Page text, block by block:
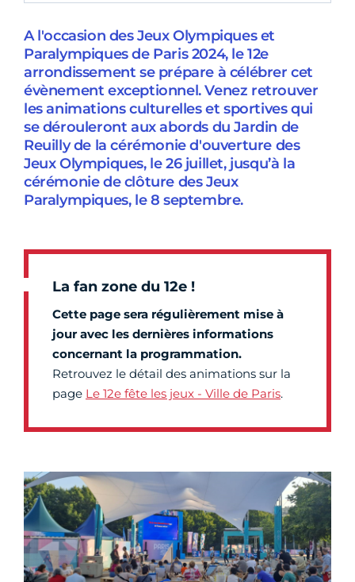
A l'occasion des Jeux Olympiques et
Paralympiques de Paris 2024, le 12e
arrondissement se prépare à célébrer cet
évènement exceptionnel. Venez retrouver
les animations culturelles et sportives qui
se dérouleront aux abords du Jardin de
Reuilly de la cérémonie d'ouverture des
Jeux Olympiques, le 26 juillet, jusqu’à la
cérémonie de clôture des Jeux
Paralympiques, le 8 septembre.
La fan zone du 12e !
Cette page sera régulièrement mise à
jour avec les dernières informations
concernant la programmation.
Retrouvez le détail des animations sur la
page Le 12e fête les jeux - Ville de Paris.